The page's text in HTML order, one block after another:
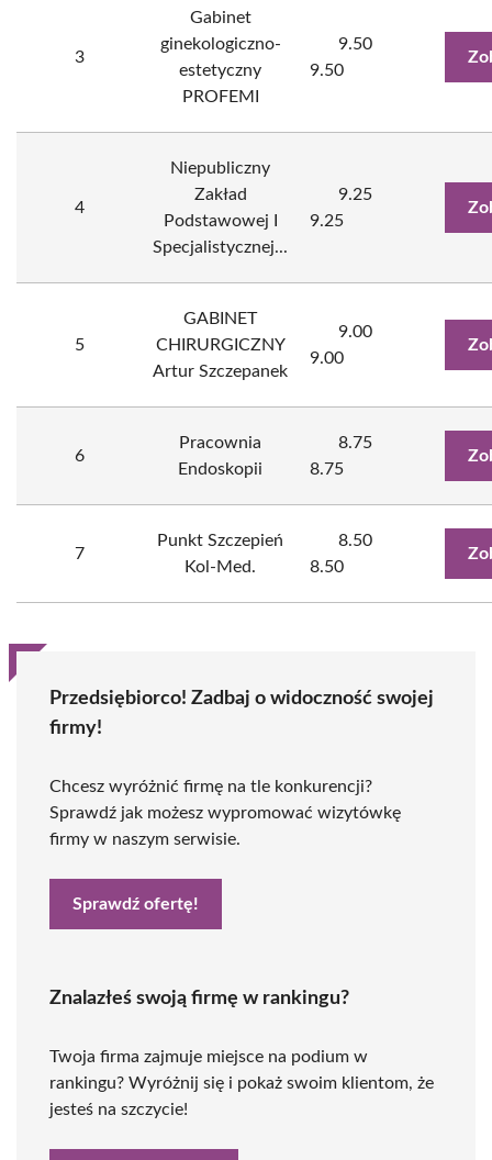
3
Gabinet
ginekologiczno-
estetyczny
PROFEMI
9.50
9.50
4
Niepubliczny
Zakład
Podstawowej I
Specjalistycznej...
9.25
9.25
5
GABINET
CHIRURGICZNY
Artur Szczepanek
9.00
9.00
6
Pracownia
Endoskopii
8.75
8.75
7
Punkt Szczepień
Kol-Med.
8.50
8.50
Przedsiębiorco! Zadbaj o widoczność swojej
firmy!
Chcesz wyróżnić firmę na tle konkurencji?
Sprawdź jak możesz wypromować wizytówkę
firmy w naszym serwisie.
Sprawdź ofertę!
Znalazłeś swoją firmę w rankingu?
Twoja firma zajmuje miejsce na podium w
rankingu? Wyróżnij się i pokaż swoim klientom, że
jesteś na szczycie!